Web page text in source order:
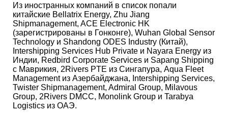
Из иностранных компаний в список попали
китайские Bellatrix Energy, Zhu Jiang
Shipmanagement, ACE Electronic HK
(зарегистрированы в Гонконге), Wuhan Global Sensor
Technology и Shandong ODES Industry (Китай),
Intershipping Services Hub Private и Nayara Energy из
Индии, Redbird Corporate Services и Sapang Shipping
с Маврикия, 2Rivers PTE из Сингапура, Aqua Fleet
Management из Азербайджана, Intershipping Services,
Twister Shipmanagement, Admiral Group, Milavous
Group, 2Rivers DMCC, Monolink Group и Tarabya
Logistics из ОАЭ.